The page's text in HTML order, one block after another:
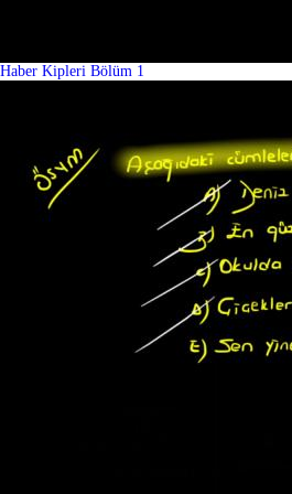
Haber Kipleri Bölüm 1